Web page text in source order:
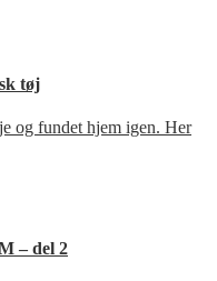
tøj
og fundet hjem igen. Her
– del 2